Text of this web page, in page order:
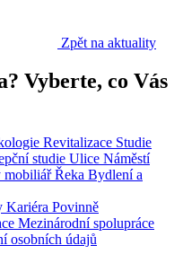
Zpět na aktuality
Vyberte, co Vás
Revitalizace Studie
studie Ulice Náměstí
mobiliářŘeka Bydlení a
Kariéra Povinně
Mezinárodní spolupráce
osobních údajů